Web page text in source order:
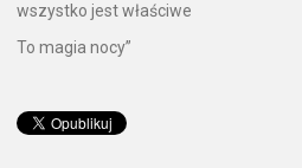
wszystko jest właściwe
To magia nocy”